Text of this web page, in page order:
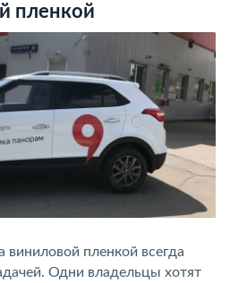
пленкой
виниловой пленкой всегда
Одни владельцы хотят